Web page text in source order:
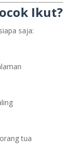
Ikut?
saja:
tua